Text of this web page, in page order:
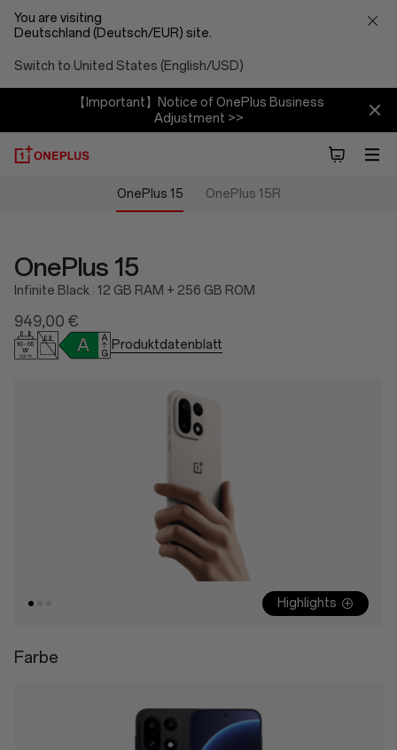
You are visiting
Deutschland (Deutsch/EUR) site.
Switch to United States (English/USD)
【Important】Notice of OnePlus Business
Adjustment >>
OnePlus 15 OnePlus 15R
OnePlus 15
Infinite Black 12 GB RAM + 256 GB ROM
949,00 €
Produktdatenblatt
Highlights
Farbe